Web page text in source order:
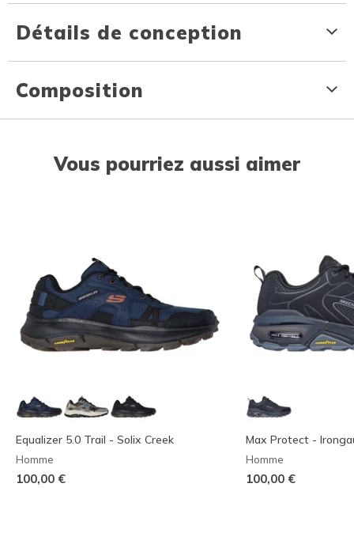
Détails de conception
Composition
Vous pourriez aussi aimer
Equalizer 5.0 Trail - Solix Creek
Homme
100,00 €
Max Protect -
Homme
100,00 €